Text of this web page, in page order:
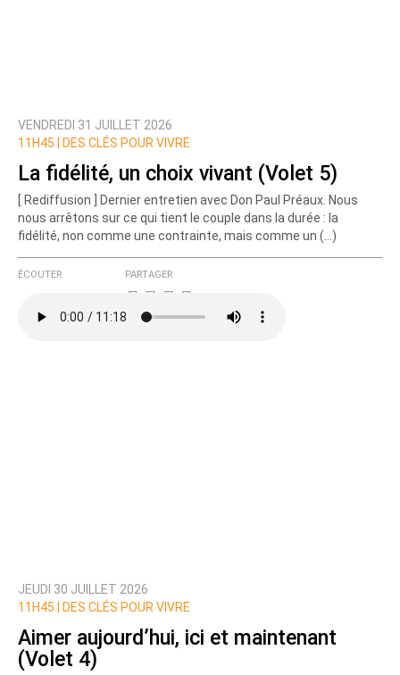
VENDREDI 31 JUILLET 2026
11H45 |
DES CLÉS POUR VIVRE
La fidélité, un choix vivant (Volet 5)
[ Rediffusion ] Dernier entretien avec Don Paul Préaux. Nous
nous arrêtons sur ce qui tient le couple dans la durée : la
fidélité, non comme une contrainte, mais comme un (…)
ÉCOUTER PARTAGER
JEUDI 30 JUILLET 2026
11H45 |
DES CLÉS POUR VIVRE
Aimer aujourd’hui, ici et maintenant
(Volet 4)